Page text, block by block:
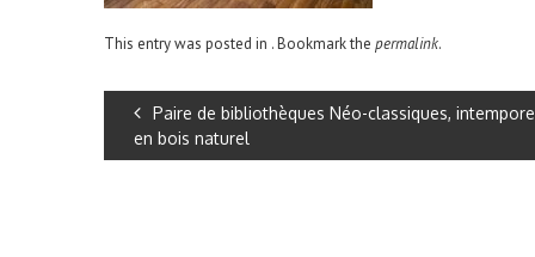
This entry was posted in . Bookmark the permalink.
Paire de bibliothèques Néo-classiques,
en bois naturel